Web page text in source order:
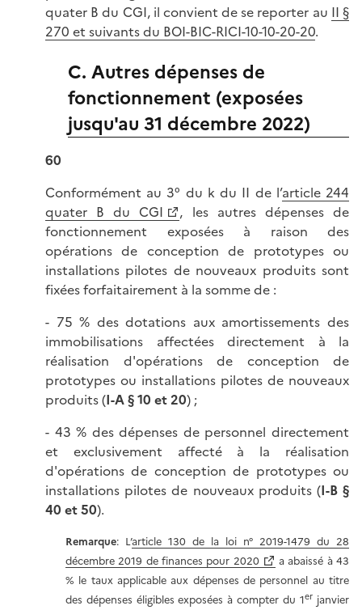
quater B du CGI, il convient de se reporter au II §
270 et suivants du BOI-BIC-RICI-10-10-20-20.
C. Autres dépenses de
fonctionnement (exposées
jusqu'au 31 décembre 2022)
60
Conformément au 3° du k du II de l’article 244
quater B du CGI
, les autres dépenses de
fonctionnement exposées à raison des
opérations de conception de prototypes ou
installations pilotes de nouveaux produits sont
fixées forfaitairement à la somme de :
- 75 % des dotations aux amortissements des
immobilisations affectées directement à la
réalisation d'opérations de conception de
prototypes ou installations pilotes de nouveaux
produits (I-A § 10 et 20) ;
- 43 % des dépenses de personnel directement
et exclusivement affecté à la réalisation
d'opérations de conception de prototypes ou
installations pilotes de nouveaux produits (I-B §
40 et 50).
Remarque: L’article 130 de la loi n° 2019-1479 du 28
décembre 2019 de finances pour 2020
a abaissé à 43
% le taux applicable aux dépenses de personnel au titre
des dépenses éligibles exposées à compter du 1er janvier